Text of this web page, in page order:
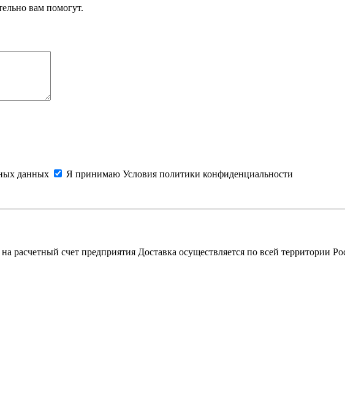
вам помогут.
данных Я принимаю Условия политики конфиденциальности
расчетный счет предприятия Доставка осуществляется по всей территории